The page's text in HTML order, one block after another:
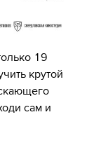
19
крутой
сам и